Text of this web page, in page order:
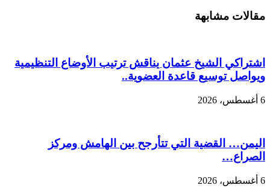
مقالات مشابهة
اشتراكي الشيخ عثمان يناقش ترتيب الأوضاع التنظيمية
ويواصل توسيع قاعدة العضوية..
6 أغسطس، 2026
اليمن… القضية التي تتأرجح بين الهامش ومركز
الصراع…
6 أغسطس، 2026